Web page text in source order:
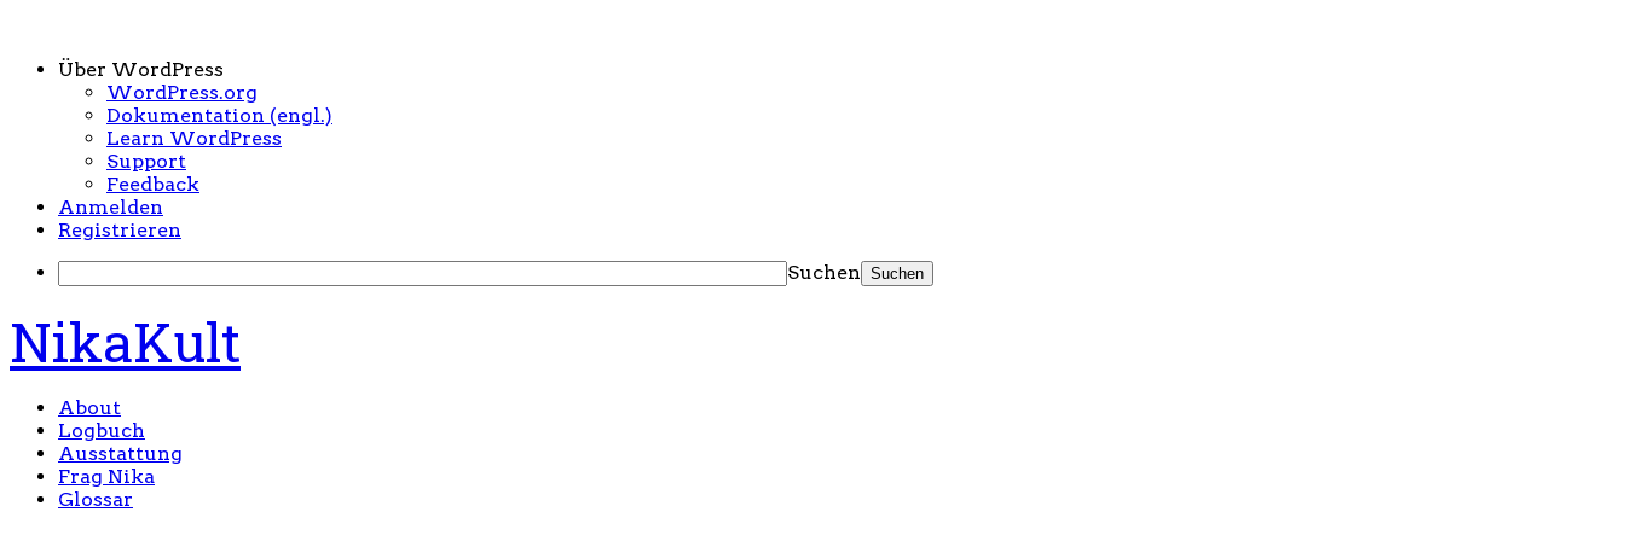
Über WordPress
WordPress.org
Dokumentation (engl.)
Learn WordPress
Support
Feedback
Anmelden
Registrieren
Suchen
NikaKult
About
Logbuch
Ausstattung
Frag Nika
Glossar